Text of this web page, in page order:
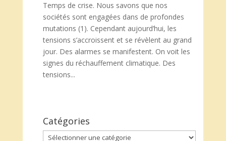
Temps de crise. Nous savons que nos
sociétés sont engagées dans de profondes
mutations (1). Cependant aujourd’hui, les
tensions s’accroissent et se révèlent au grand
jour. Des alarmes se manifestent. On voit les
signes du réchauffement climatique. Des
tensions...
Catégories
Catégories